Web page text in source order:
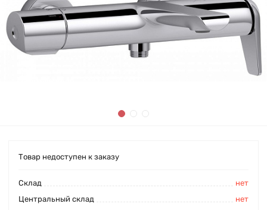
Товар недоступен к заказу
Cклад
нет
Центральный склад
нет